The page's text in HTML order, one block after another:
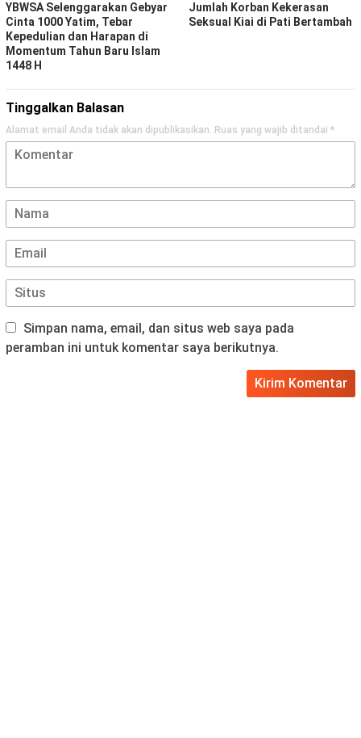
YBWSA Selenggarakan Gebyar
Cinta 1000 Yatim, Tebar
Kepedulian dan Harapan di
Momentum Tahun Baru Islam
1448 H
Jumlah Korban Kekerasan
Seksual Kiai di Pati Bertambah
Tinggalkan Balasan
Alamat email Anda tidak akan dipublikasikan. Ruas yang wajib ditandai *
Simpan nama, email, dan situs web saya pada
peramban ini untuk komentar saya berikutnya.